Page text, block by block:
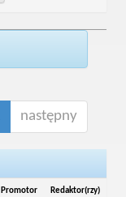
następny
Promotor Redaktor(rzy)